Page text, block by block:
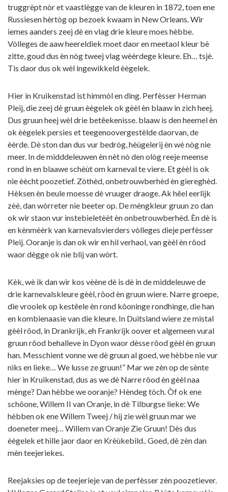
truggrèpt nòr et vaastlègge van de kleuren in 1872, toen ene
Russiesen hèrtòg op bezoek kwaam in New Orleans. Wir
iemes aanders zeej dè en vlag drie kleure moes hèbbe.
Vòlleges de aaw heereldiek moet daor en meetaol kleur bè
zitte, goud dus èn nòg tweej vlag wèèrdege kleure. Eh… tsjè.
Tis daor dus ok wèl ingewikkeld èègelek.
Hier in Kruikenstad ist himmòl en ding. Perfèsser Herman
Pleij, die zeej dè gruun èègelek ok gèèl èn blaaw in zich heej.
Dus gruun heej wèl drie betêekenisse. blaaw is den heemel èn
ok èègelek persies et teegenoovergestèlde daorvan, de
èèrde. Dè ston dan dus vur bedròg, hèùgelerij èn wè nòg nie
meer. In de midddeleuwen èn nèt nò den ològ reeje meense
rond in en blaawe schèùt om karneval te viere. Et gèèl is ok
nie èècht poozetief. Zòthèd, onbetrouwberhèd èn giereghèd.
Hèksen èn beule moesse dè vruuger draoge. Ak hêel eerlijk
zèè, dan wòrreter nie beeter op. De mèngkleur gruun zo dan
ok wir staon vur instebieletèèt èn onbetrouwberhèd. Èn dè is
en kènmèèrk van karnevalsvierders vòlleges dieje perfèsser
Pleij. Ooranje is dan ok wir en hil verhaol, van gèèl èn rôod
waor dègge ok nie blij van wòrt.
Kèk, wè ik dan wir kos vèène dè is dè in de middeleuwe de
drie karnevalskleure gèèl, rôod èn gruun wiere. Narre groepe,
die vroolek op kestêele èn rond kôoninge rondhinge, die han
en kombienaasie van die kleure. In Duitsland wiere ze mistal
gèèl rôod, in Drankrijk, eh Frankrijk oover et algemeen vural
gruun rôod behalleve in Dyon waor dèsse rôod gèèl èn gruun
han. Messchient vonne we dè gruun al goed, we hèbbe nie vur
niks en lieke… We lusse ze gruun!” Mar we zèn op de sènte
hier in Kruikenstad, dus as we dè Narre rôod èn gèèl naa
mènge? Dan hèbbe we ooranje? Hèndeg tòch. Òf ok ene
schôone, Willem II van Oranje, in dè Tilburgse lieke: We
hèbben ok ene Willem Tweej / hij zie wèl gruun mar we
doeneter meej… Willem van Oranje Zie Gruun! Dès dus
èègelek et hille jaor daor en Krèùkebild.. Goed, dè zèn dan
mèn teejeriekes.
Reejaksies op de teejerieje van de perfèsser zèn poozetiever.